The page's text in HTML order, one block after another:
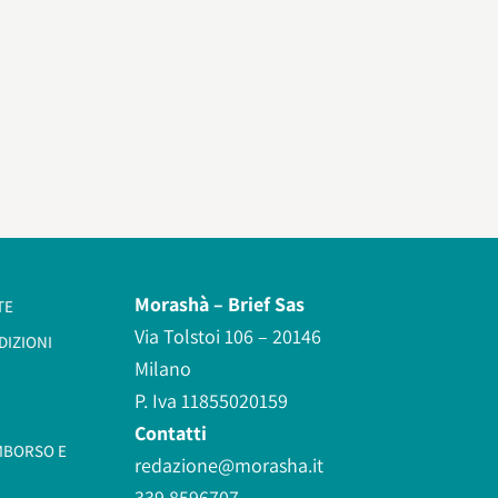
E
Morashà – Brief Sas
Via Tolstoi 106 – 20146
Milano
P. Iva 11855020159
Contatti
redazione@morasha.it